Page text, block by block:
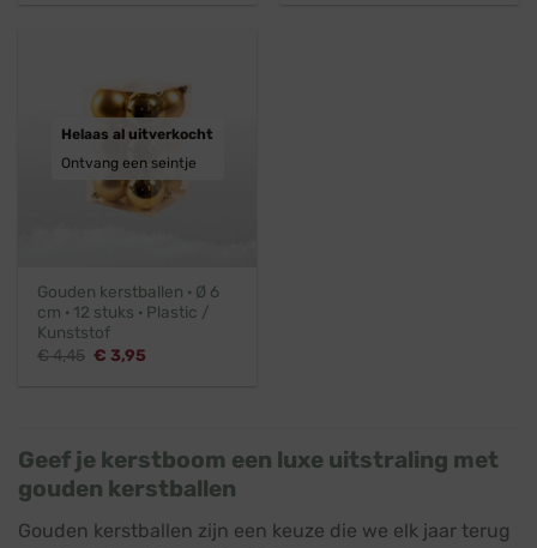
Helaas al uitverkocht
Ontvang een seintje
Gouden kerstballen · Ø 6
cm · 12 stuks · Plastic /
Kunststof
€4,45 Oorspronkelijke
€ 3,95
Geef je kerstboom een luxe uitstraling met
gouden kerstballen
Gouden kerstballen zijn een keuze die we elk jaar terug